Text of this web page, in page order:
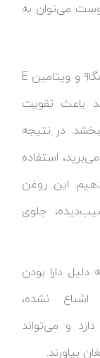
می‌توان به
امگا۶، امگا۳، امگا۹ و ویتامین E
باعث تقویت
در نتیجه
استفاده
این روغن
جلوی
دارا بودن
اشباع نشده،
و می‌تواند
بیاورند.